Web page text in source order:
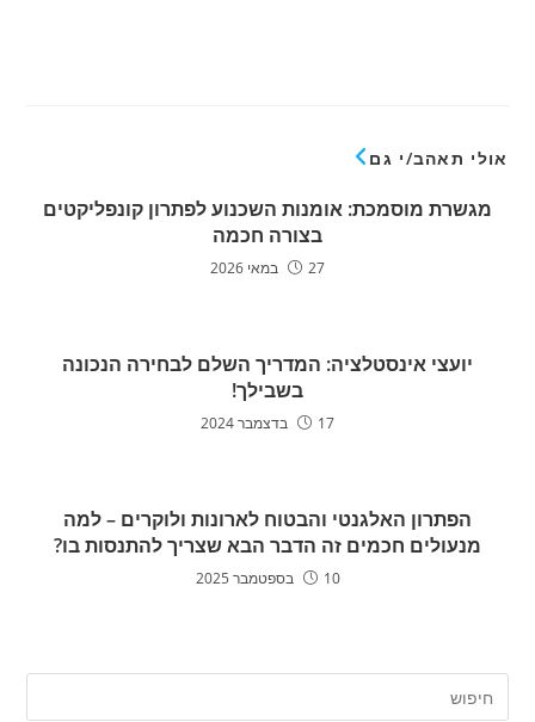
אולי תאהב/י גם
מגשרת מוסמכת: אומנות השכנוע לפתרון קונפליקטים
בצורה חכמה
27 במאי 2026
יועצי אינסטלציה: המדריך השלם לבחירה הנכונה
בשבילך!
17 בדצמבר 2024
הפתרון האלגנטי והבטוח לארונות ולוקרים – למה
מנעולים חכמים זה הדבר הבא שצריך להתנסות בו?
10 בספטמבר 2025